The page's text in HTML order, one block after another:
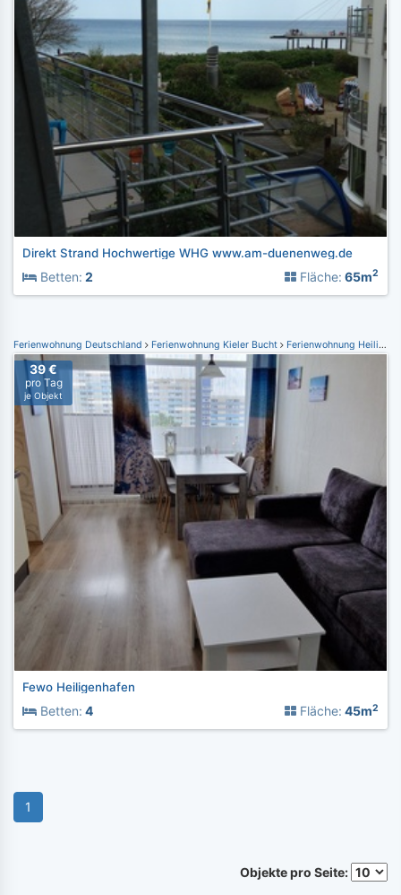
Direkt Strand Hochwertige WHG www.am-duenenweg.de
Betten: 2 Fläche: 65m2
Ferienwohnung Deutschland Ferienwohnung Kieler Bucht Ferienwohnung Heiligenhafen
39 €
pro Tag
je Objekt
Fewo Heiligenhafen
Betten: 4 Fläche: 45m2
1
Objekte pro Seite: